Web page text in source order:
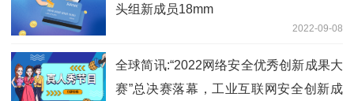
头组新成员18mm
2022-09-08
全球简讯:“2022网络安全优秀创新成果大
赛”总决赛落幕，工业互联网安全创新成